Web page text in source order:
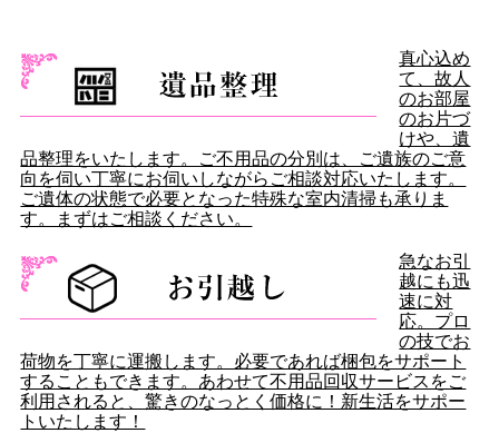
真心込め
て、故人
のお部屋
のお片づ
けや、遺
品整理をいたします。ご不用品の分別は、ご遺族のご意
向を伺い丁寧にお伺いしながらご相談対応いたします。
ご遺体の状態で必要となった特殊な室内清掃も承りま
す。まずはご相談ください。
急なお引
越にも迅
速に対
応。プロ
の技でお
荷物を丁寧に運搬します。必要であれば梱包をサポート
することもできます。あわせて不用品回収サービスをご
利用されると、驚きのなっとく価格に！新生活をサポー
トいたします！